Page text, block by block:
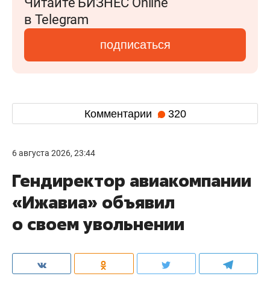
в Telegram
подписаться
Комментарии 320
6 августа 2026, 23:44
Гендиректор авиакомпании
«Ижавиа» объявил
о своем увольнении